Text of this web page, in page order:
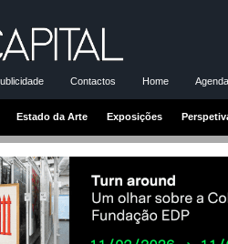
Contactos Home
Estado da Arte Exposições